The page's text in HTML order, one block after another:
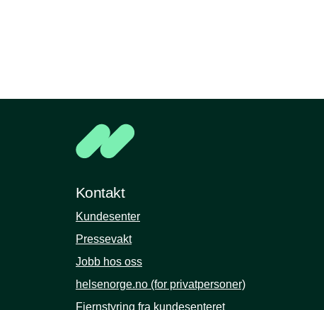
Kontakt
Kundesenter
Pressevakt
Jobb hos oss
helsenorge.no (for privatpersoner)
Fjernstyring fra kundesenteret